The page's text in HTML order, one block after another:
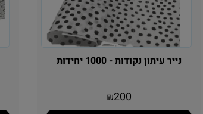
נייר עיתון נקודות - 1000 יחידות
₪200